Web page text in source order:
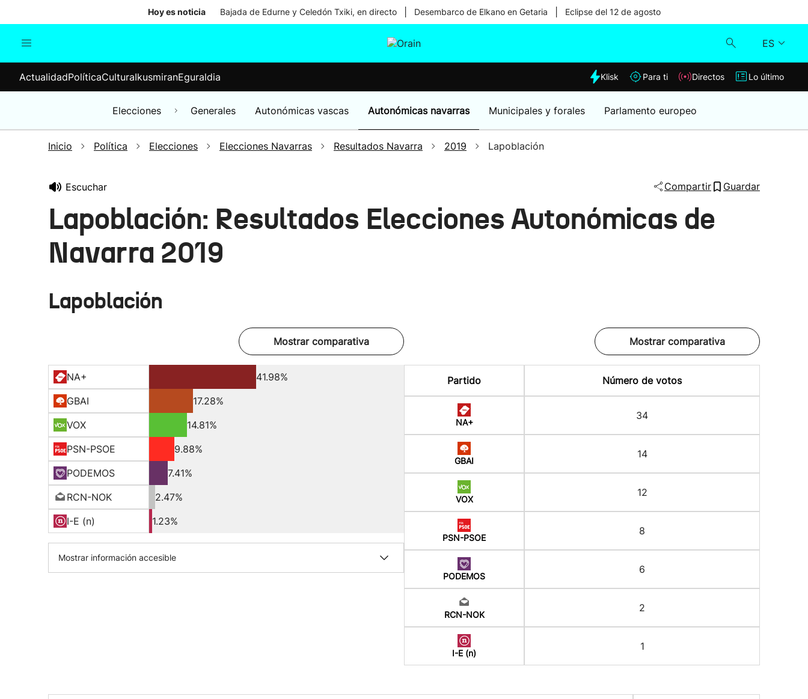
Hoy es noticia Bajada de Edurne y Celedón Txiki, en directo Desembarco de Elkano en Getaria Eclipse del 12 de agosto
ES
Elecciones
Klisk
Lo último
ActualidadPolíticaCulturaIkusmiranEguraldia Klisk Para ti Directos Lo último
Elecciones Generales Autonómicas vascas Autonómicas navarras Municipales y forales Parlamento europeo
Inicio Política Elecciones Elecciones Navarras Resultados Navarra 2019 Lapoblación
Escuchar Compartir Guardar
Lapoblación: Resultados Elecciones Autonómicas de
Navarra 2019
Lapoblación
Mostrar comparativa
NA+
41.98%
GBAI
17.28%
VOX
14.81%
PSN-PSOE
9.88%
PODEMOS
7.41%
RCN-NOK
2.47%
I-E (n)
1.23%
Mostrar información accesible
Mostrar comparativa
Partido Número de votos
NA+
34
GBAI
14
VOX
12
PSN-PSOE
8
PODEMOS
6
RCN-NOK
2
I-E (n)
1